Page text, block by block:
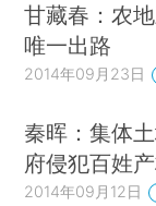
甘藏春：农
唯一出路
2014年09月23日
秦晖：集体
府侵犯百姓
2014年09月12日